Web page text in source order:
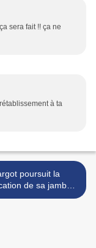
sera fait !! ça ne
à ta
poursuit la
de sa jambe.
Elle >